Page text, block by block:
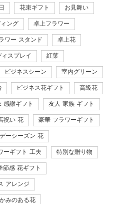
花束ギフト お見舞い
ング 卓上フラワー
ワー スタンド 卓上花
スプレイ 紅葉
ビジネスシーン 室内グリーン
ビジネス花ギフト 高級花
感謝ギフト 友人 家族 ギフト
祝い 花 豪華 フラワーギフト
ーシーズン 花
ーギフト 工夫 特別な贈り物
節感 花ギフト
アレンジ
みのある花